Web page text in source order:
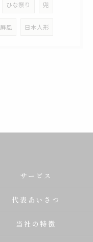
ひな祭り 兜
屛風 日本人形
サービス
代表あいさつ
当社の特徴